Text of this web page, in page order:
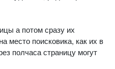
а потом сразу их
место поисковика, как их в
полчаса страницу могут